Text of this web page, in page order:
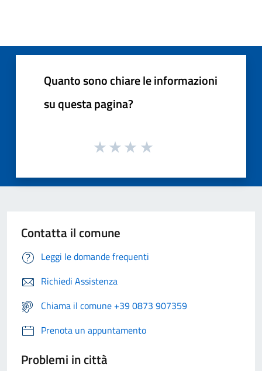
Quanto sono chiare le informazioni
su questa pagina?
Contatta il comune
Leggi le domande frequenti
Richiedi Assistenza
Chiama il comune +39 0873 907359
Prenota un appuntamento
Problemi in città